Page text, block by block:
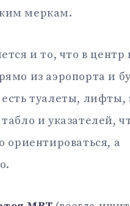
меркам.
и то, что в центр
из аэропорта и
туалеты, лифты,
и указателей,
ориентироваться, а